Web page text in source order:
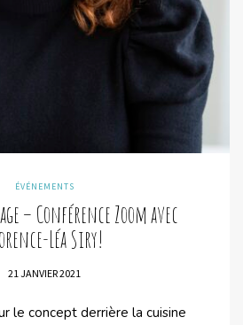
ÉVÉNEMENTS
– Conférence Zoom avec
Léa Siry!
21 JANVIER 2021
le concept derrière la cuisine